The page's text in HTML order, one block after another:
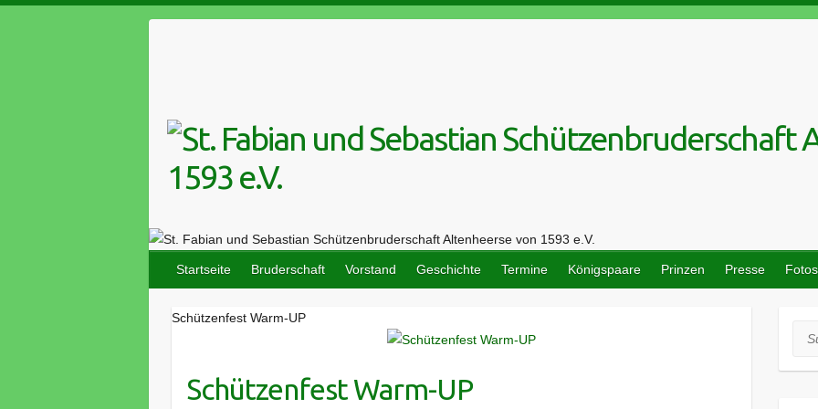
Startseite Bruderschaft Vorstand Geschichte Termine Königspaare Prinzen Presse Fotos
Schützenfest Warm-UP
Schützenfest Warm-UP